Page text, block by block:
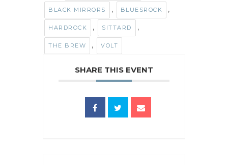
BLACK MIRRORS , BLUESROCK ,
HARDROCK , SITTARD ,
THE BREW , VOLT
SHARE THIS EVENT